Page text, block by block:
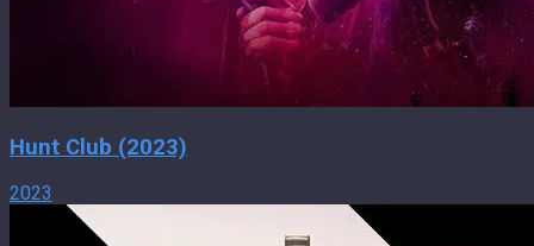
Hunt Club (2023)
2023